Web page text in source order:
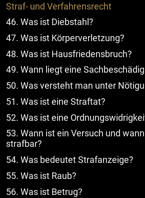
Straf- und Verfahrensrecht
46. Was ist Diebstahl?
47. Was ist Körperverletzung?
48. Was ist Hausfriedensbruch?
49. Wann liegt eine
50. Was versteht man unter
51. Was ist eine Straftat?
52. Was ist eine
53. Wann ist ein Versuch und
strafbar?
54. Was bedeutet Strafanzeige?
55. Was ist Raub?
56. Was ist Betrug?